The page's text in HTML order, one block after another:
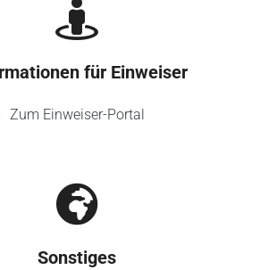
für Einweiser
Zum Einweiser-Portal
Sonstiges